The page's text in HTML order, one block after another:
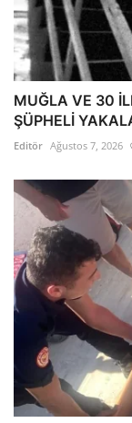
MUĞLA VE 30
ŞÜPHELİ
Editör Ağustos 7, 2026